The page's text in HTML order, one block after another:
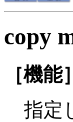
copy
［機能］
指定